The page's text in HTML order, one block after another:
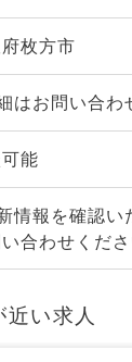
枚方市
はお問い合わ
能
情報を確認い
合わせくだ
い求人